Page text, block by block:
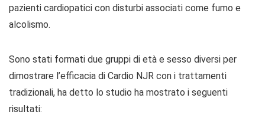
pazienti cardiopatici con disturbi associati come fumo e
alcolismo.
Sono stati formati due gruppi di età e sesso diversi per
dimostrare l’efficacia di Cardio NJR con i trattamenti
tradizionali, ha detto lo studio ha mostrato i seguenti
risultati: